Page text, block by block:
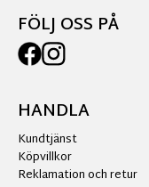
FÖLJ OSS PÅ
HANDLA
Kundtjänst
Köpvillkor
Reklamation och retur